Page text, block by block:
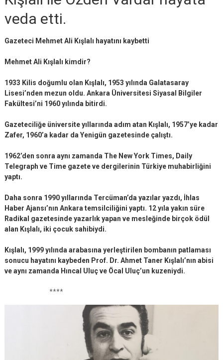
veda etti.
Gazeteci Mehmet Ali Kışlalı hayatını kaybetti
Mehmet Ali Kışlalı kimdir?
1933 Kilis doğumlu olan Kışlalı, 1953 yılında Galatasaray
Lisesi’nden mezun oldu. Ankara Üniversitesi Siyasal Bilgiler
Fakültesi’ni 1960 yılında bitirdi.
Gazeteciliğe üniversite yıllarında adım atan Kışlalı, 1957’ye kadar
Zafer, 1960’a kadar da Yenigün gazetesinde çalıştı.
1962’den sonra aynı zamanda The New York Times, Daily
Telegraph ve Time gazete ve dergilerinin Türkiye muhabirliğini
yaptı.
Daha sonra 1990 yıllarında Tercüman’da yazılar yazdı, İhlas
Haber Ajansı’nın Ankara temsilciliğini yaptı. 12 yıla yakın süre
Radikal gazetesinde yazarlık yapan ve mesleğinde birçok ödül
alan Kışlalı, iki çocuk sahibiydi.
Kışlalı, 1999 yılında arabasına yerleştirilen bombanın patlaması
sonucu hayatını kaybeden Prof. Dr. Ahmet Taner Kışlalı’nın abisi
ve aynı zamanda Hıncal Uluç ve Öcal Uluç’un kuzeniydi.
****